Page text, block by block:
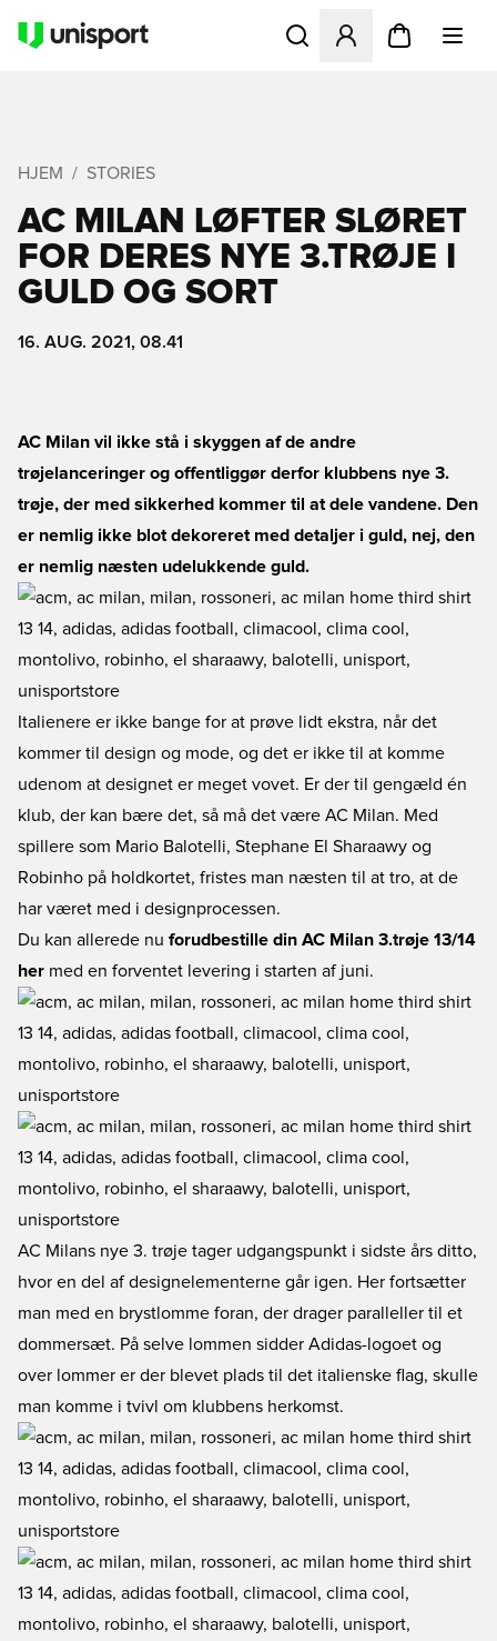
Åbner en Modal til at
HJEM STORIES
AC MILAN LØFTER SLØRET
FOR DERES NYE 3.TRØJE I
GULD OG SORT
16. AUG. 2021, 08.41
AC Milan vil ikke stå i skyggen af de andre
trøjelanceringer og offentliggør derfor klubbens nye 3.
trøje, der med sikkerhed kommer til at dele vandene. Den
er nemlig ikke blot dekoreret med detaljer i guld, nej, den
er nemlig næsten udelukkende guld.
Italienere er ikke bange for at prøve lidt ekstra, når det
kommer til design og mode, og det er ikke til at komme
udenom at designet er meget vovet. Er der til gengæld én
klub, der kan bære det, så må det være AC Milan. Med
spillere som Mario Balotelli, Stephane El Sharaawy og
Robinho på holdkortet, fristes man næsten til at tro, at de
har været med i designprocessen.
Du kan allerede nu forudbestille din AC Milan 3.trøje 13/14
her med en forventet levering i starten af juni.
AC Milans nye 3. trøje tager udgangspunkt i sidste års ditto,
hvor en del af designelementerne går igen. Her fortsætter
man med en brystlomme foran, der drager paralleller til et
dommersæt. På selve lommen sidder Adidas-logoet og
over lommer er der blevet plads til det italienske flag, skulle
man komme i tvivl om klubbens herkomst.